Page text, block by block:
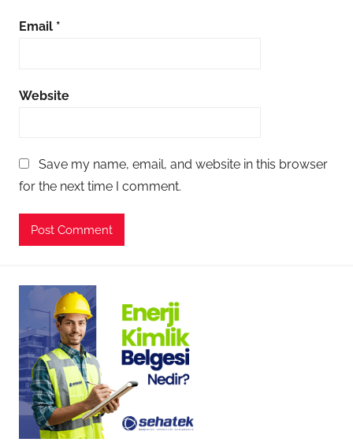
Email *
Website
Save my name, email, and website in this browser
for the next time I comment.